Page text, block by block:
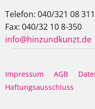
Telefon: 040/321 08 311
Fax: 040/32 10 8-350
info@hinzundkunzt.de
Impressum AGB
Haftungsausschluss